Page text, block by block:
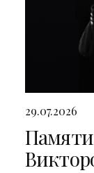
29.07.2026